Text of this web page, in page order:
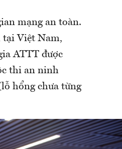
mạng an toàn.
tại Việt Nam,
ATTT được
thi an ninh
hổng chưa từng